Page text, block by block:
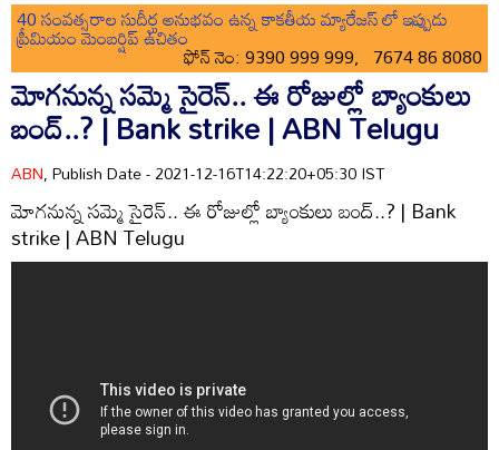
40 సంవత్సరాల సుదీర్ఘ అనుభవం ఉన్న కాకతీయ మ్యారేజస్ లో ఇప్పుడు
ప్రీమియం మెంబర్షిప్ ఉచితం
ఫోన్ నెం: 9390 999 999, 7674 86 8080
మోగనున్న సమ్మె సైరెన్.. ఈ రోజుల్లో బ్యాంకులు
బంద్..? | Bank strike | ABN Telugu
ABN, Publish Date - 2021-12-16T14:22:20+05:30 IST
మోగనున్న సమ్మె సైరెన్.. ఈ రోజుల్లో బ్యాంకులు బంద్..? | Bank
strike | ABN Telugu